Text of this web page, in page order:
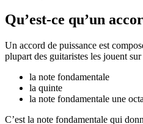
Qu’est-ce qu’un
Un accord de puissance est
plupart des guitaristes les jouent
la note fondamentale
la quinte
la note fondamentale une
C’est la note fondamentale qui